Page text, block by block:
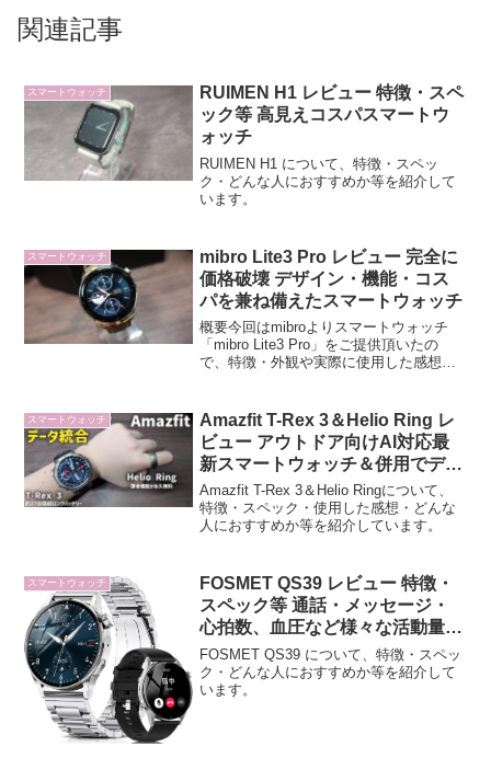
関連記事
スマートウォッチ
RUIMEN H1 レビュー 特徴・スペ
ック等 高見えコスパスマートウ
ォッチ
RUIMEN H1 について、特徴・スペッ
ク・どんな人におすすめか等を紹介して
います。
スマートウォッチ
mibro Lite3 Pro レビュー 完全に
価格破壊 デザイン・機能・コス
パを兼ね備えたスマートウォッチ
概要今回はmibroよりスマートウォッチ
「mibro Lite3 Pro」をご提供頂いたの
で、特徴・外観や実際に使用した感想等
で有名なXiaomi、NOKIAなど...
スマートウォッチ
Amazfit T-Rex 3＆Helio Ring レ
ビュー アウトドア向けAI対応最
新スマートウォッチ＆併用でデー
タ統合できるスマートリング
Amazfit T-Rex 3＆Helio Ringについて、
特徴・スペック・使用した感想・どんな
人におすすめか等を紹介しています。
スマートウォッチ
FOSMET QS39 レビュー 特徴・
スペック等 通話・メッセージ・
心拍数、血圧など様々な活動量計
等多機能スマートウォッチ カジ
ュアル/ビジネス
FOSMET QS39 について、特徴・スペッ
ク・どんな人におすすめか等を紹介して
います。